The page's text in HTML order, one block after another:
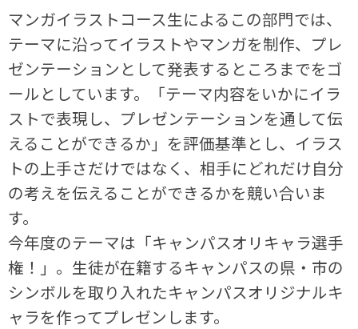
マンガイラストコース生によるこの部門では、
テーマに沿ってイラストやマンガを制作、プレ
ゼンテーションとして発表するところまでをゴ
ールとしています。「テーマ内容をいかにイラ
ストで表現し、プレゼンテーションを通して伝
えることができるか」を評価基準とし、イラス
トの上手さだけではなく、相手にどれだけ自分
の考えを伝えることができるかを競い合いま
す。
今年度のテーマは「キャンパスオリキャラ選手
権！」。生徒が在籍するキャンパスの県・市の
シンボルを取り入れたキャンパスオリジナルキ
ャラを作ってプレゼンします。